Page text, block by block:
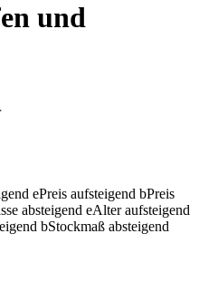
und
ePreis aufsteigend bPreis
absteigend eAlter aufsteigend
bStockmaß absteigend